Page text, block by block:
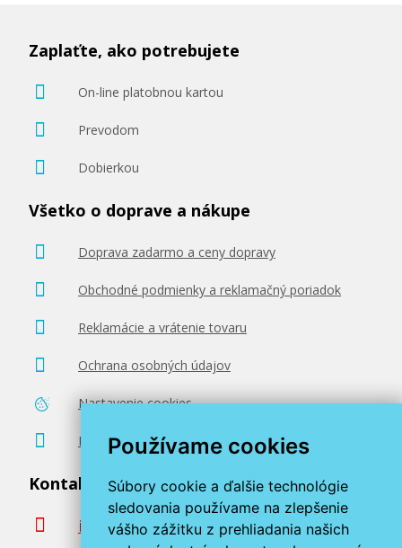
Používame cookies
Súbory cookie a ďalšie technológie
sledovania používame na zlepšenie
vášho zážitku z prehliadania našich
Zaplaťte, ako potrebujete
On-line platobnou kartou
Prevodom
Dobierkou
Všetko o doprave a nákupe
Doprava zadarmo a ceny dopravy
Obchodné podmienky a reklamačný poriadok
Reklamácie a vrátenie tovaru
Ochrana osobných údajov
Nastavenie cookies
Poradenstvo zadarmo
Kontaktujte nás
info@miroluk.sk